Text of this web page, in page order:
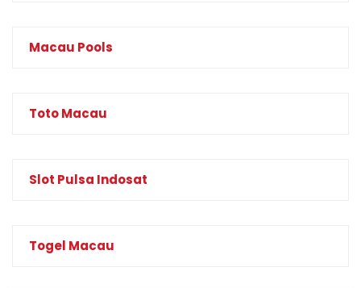
Macau Pools
Toto Macau
Slot Pulsa Indosat
Togel Macau